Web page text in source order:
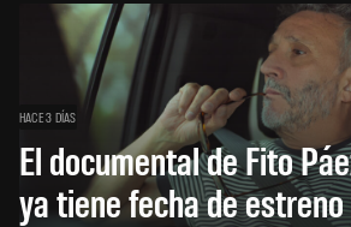
HACE 3 DÍAS
El documental de Fito
ya tiene fecha de